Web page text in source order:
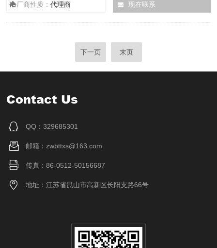
厂商性质：代理商 现在联系
下一页 末页
Contact Us
QQ：329685301
邮箱：zwbttxs@163.com
传真：86-0512-50156687
地址：江苏省昆山市高新区长阳支路66号